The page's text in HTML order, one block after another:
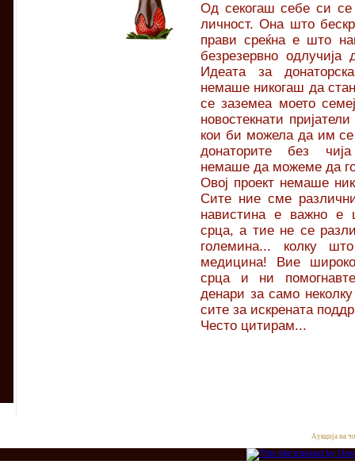
Од секогаш себе си се
личност. Она што
прави среќна е што
безрезервно
Идеата за
немаше никогаш да
се заземеа моето
новостекнати
кои би можела да им се
донаторите без
немаше да можеме да го
Овој проект немаше
Сите ние сме
навистина е важно е
срца, а тие не се
големина... колку
медицина! Вие
срца и ни
денари за само
сите за искрената
Често цитирам...
Аукција на